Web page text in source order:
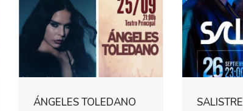
ÁNGELES TOLEDANO SALISTRE